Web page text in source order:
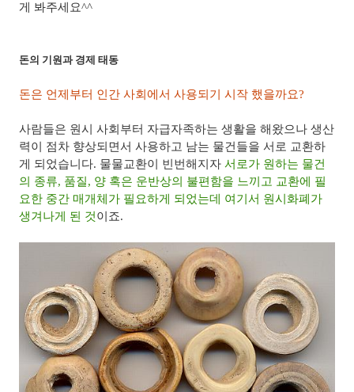
게 봐주세요^^
돈의 기원과 경제 태동
돈은 언제부터 인간 사회에서 사용되기 시작 했을까요?
사람들은 원시 사회부터 자급자족하는 생활을 해왔으나 생산
력이 점차 향상되면서 사용하고 남는 물건들을 서로 교환하
게 되었습니다. 물물교환이 빈번해지자 서로가 원하는 물건
의 종류, 품질, 양 혹은 운반상의 불편함을 느끼고 교환에 필
요한 중간 매개체가 필요하게 되었는데 여기서 원시화폐가
생겨나게 된 것이죠.